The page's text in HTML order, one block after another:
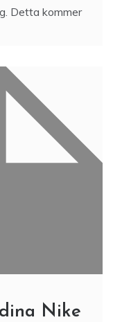
Detta kommer
Nike